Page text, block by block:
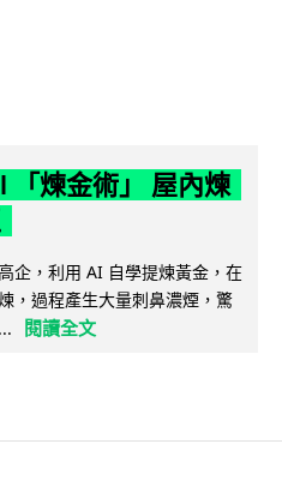
「煉金術」 屋內煉
企，利用 AI 自學提煉黃金，在
，過程產生大量刺鼻濃煙，驚
閱讀全文